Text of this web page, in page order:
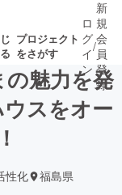
プロジェクト
をさがす
近いプ
ロ
グ
イ
ン
/
新
規
会
員
登
録
魅力を発
スをオー
性化 福島県